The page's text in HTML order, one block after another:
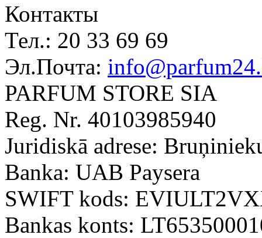
Контакты
Тел.: 20 33 69 69
Эл.Почта:
PARFUM STORE SIA
Reg. Nr. 40103985940
Juridiskā adrese:
Banka: UAB Paysera
SWIFT kods:
Bankas konts: